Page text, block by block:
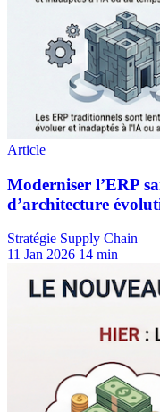
Stratégie Supply Chain
11 Jan 2026 14 min